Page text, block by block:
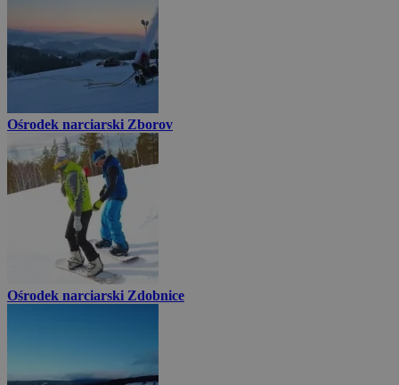
Ośrodek narciarski Zborov
Ośrodek narciarski Zdobnice